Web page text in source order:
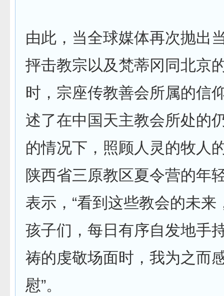
由此，当全球媒体再次抛出
抨击教宗以及梵蒂冈同北京
时，宗座传教善会所属的信
述了在中国天主教会所处的
的情况下，照顾人灵的牧人
陕西省三原教区夏令营的年
表示，“看到这些教会的未来
孩子们，每日有序自发地手
祷的虔敬场面时，我为之而
慰”。